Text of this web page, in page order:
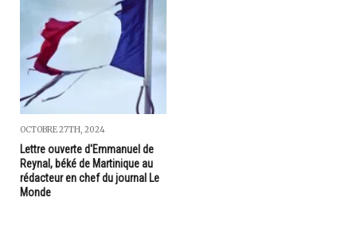
OCTOBRE 27TH, 2024
Lettre ouverte d'Emmanuel de
Reynal, béké de Martinique au
rédacteur en chef du journal Le
Monde